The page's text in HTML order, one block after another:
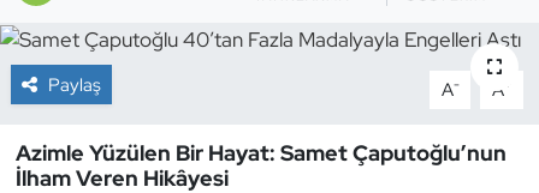
Paylaş A- A +
Azimle Yüzülen Bir Hayat: Samet Çaputoğlu’nun
İlham Veren Hikâyesi
Buz Hokeyi
Buz Pateni
Çim Hokeyi